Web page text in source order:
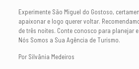
Experimente São Miguel do Gostoso,
apaixonar e logo querer voltar.
de três noites. Conte conosco para planejar
Nós Somos a Sua Agência de Turismo.
Por Silvânia Medeiros